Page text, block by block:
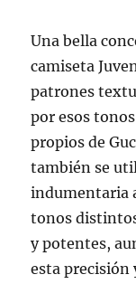
Una bella
camiseta
patrones
por esos
propios de
también se
indumentaria
tonos
y potentes,
esta precisión